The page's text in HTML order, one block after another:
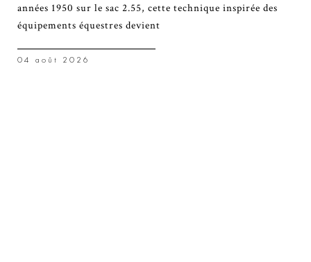
années 1950 sur le sac 2.55, cette technique inspirée des
équipements équestres devient
04 août 2026